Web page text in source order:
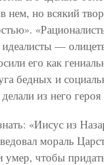
нем, но всякий
—
его как
бедных и
из него
«Иисус из
мораль
умер, чтобы